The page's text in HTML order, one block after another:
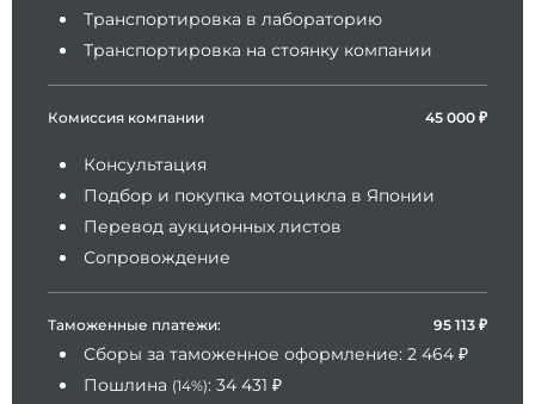
Транспортировка в лабораторию
Транспортировка на стоянку компании
Комиссия компании 45 000 ₽
Консультация
Подбор и покупка мотоцикла в Японии
Перевод аукционных листов
Сопровождение
Таможенные платежи: 95 113 ₽
Сборы за таможенное оформление: 2 464 ₽
Пошлина (14%): 34 431 ₽